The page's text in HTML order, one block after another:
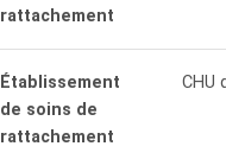
rattachement
Établissement
de soins de
rattachement
CHU